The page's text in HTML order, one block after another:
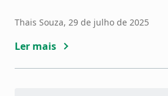
Thais Souza, 29 de julho de 2025
Ler mais